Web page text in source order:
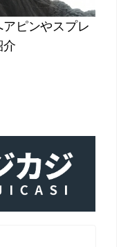
ピンやスプレ
介